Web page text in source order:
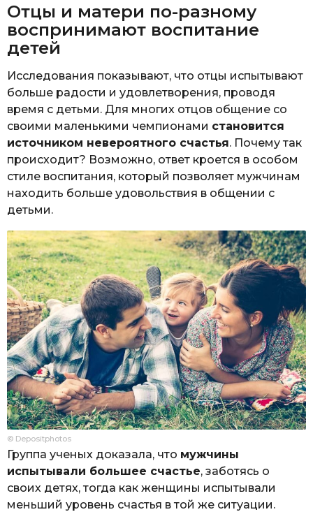
Отцы и матери по-разному
воспринимают воспитание
детей
Исследования показывают, что отцы испытывают
больше радости и удовлетворения, проводя
время с детьми. Для многих отцов общение со
своими маленькими чемпионами становится
источником невероятного счастья. Почему так
происходит? Возможно, ответ кроется в особом
стиле воспитания, который позволяет мужчинам
находить больше удовольствия в общении с
детьми.
© Depositphotos
Группа ученых доказала, что мужчины
испытывали большее счастье, заботясь о
своих детях, тогда как женщины испытывали
меньший уровень счастья в той же ситуации.